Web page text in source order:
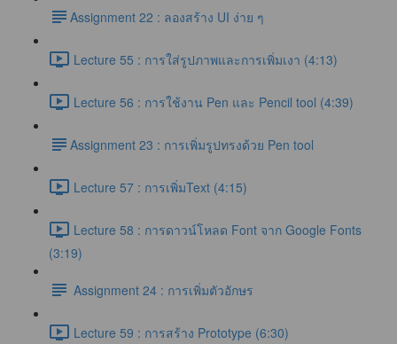
​Assignment 22 : ลองสร้าง UI ง่าย ๆ
Lecture 55 : การใส่รูปภาพและการเพิ่มเงา (4:13)
Lecture 56 : การใช้งาน Pen และ Pencil tool (4:39)
​Assignment 23 : การเพิ่มรูปทรงด้วย Pen tool
Lecture 57 : การเพิ่มText (4:15)
Lecture 58 : การดาวน์โหลด Font จาก Google Fonts
(3:19)
Assignment 24 : การเพิ่มตัวอักษร
Lecture 59 : การสร้าง Prototype (6:30)